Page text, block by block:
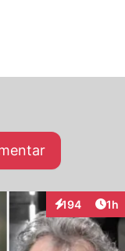
194
Interaktionen
1h